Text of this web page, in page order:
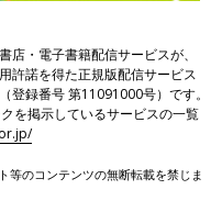
店・電子書籍配信サービスが、
許諾を得た正規版配信サービス
登録番号 第11091000号）です。
を掲示しているサービスの一覧
等のコンテンツの無断転載を禁じま